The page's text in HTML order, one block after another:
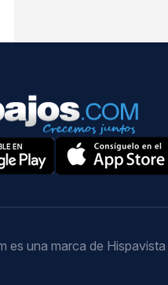
es una marca de Hispavista